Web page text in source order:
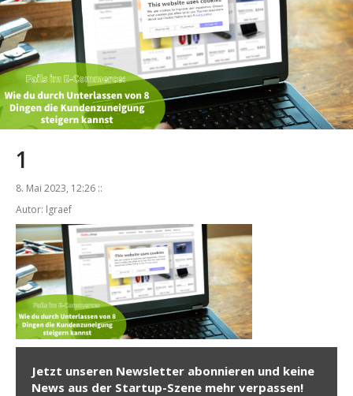
1
8. Mai 2023, 12:26 ::
Autor: lgraef
Jetzt unseren Newsletter abonnieren und keine
News aus der Startup-Szene mehr verpassen!